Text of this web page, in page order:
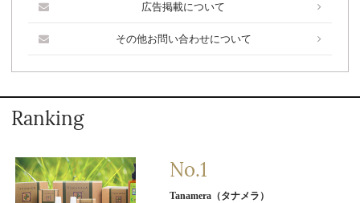
広告掲載について
その他お問い合わせについて
Ranking
Tanamera（タナメラ）